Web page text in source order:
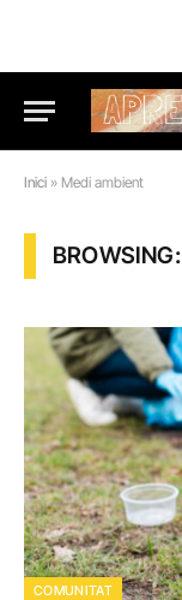
Inici » Medi ambient
BROWSING:
COMUNITAT